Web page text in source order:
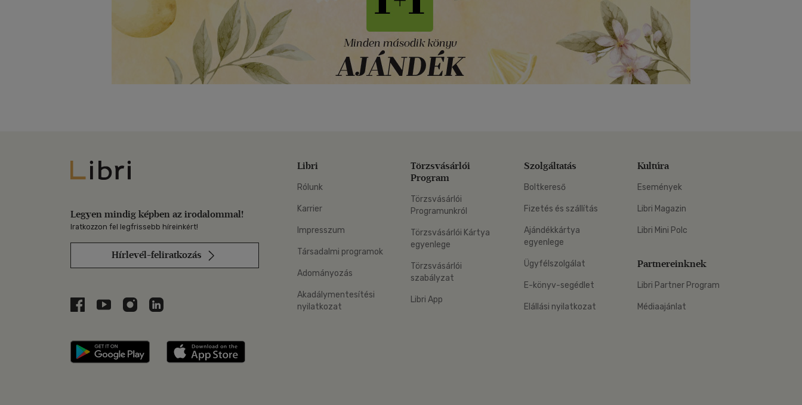
Libri
Legyen mindig képben az irodalommal!
Iratkozzon fel legfrissebb híreinkért!
Hírlevél-feliratkozás
Libri a Facebookon
Libri a Youtube-on
Libri az Instagramon
Libri a LinkedInen
Libri applikáció Szerezd meg: Google Play
Libri
Rólunk
Karrier
Impresszum
Társadalmi programok
Adományozás
Akadálymentesítési
nyilatkozat
Törzsvásárlói
Program
Törzsvásárlói
Programunkról
Törzsvásárlói Kártya
egyenlege
Törzsvásárlói
szabályzat
Libri App
Szolgáltatás
Boltkereső
Fizetés és szállítás
Ajándékkártya
egyenlege
Ügyfélszolgálat
E-könyv-segédlet
Elállási nyilatkozat
Kultúra
Események
Libri Magazin
Libri Mini Polc
Partnereinknek
Libri Partner Program
Médiaajánlat